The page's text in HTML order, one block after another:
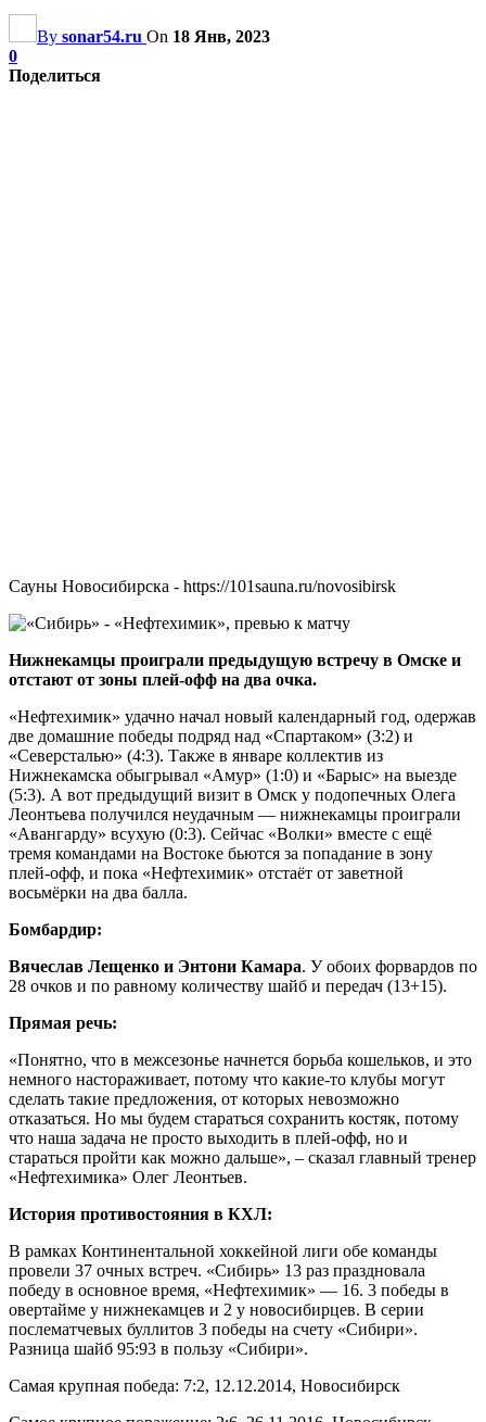
By sonar54.ru On 18 Янв, 2023
0
Поделиться
Сауны Новосибирска - https://101sauna.ru/novosibirsk
Нижнекамцы проиграли предыдущую встречу в Омске и
отстают от зоны плей-офф на два очка.
«Нефтехимик» удачно начал новый календарный год, одержав
две домашние победы подряд над «Спартаком» (3:2) и
«Северсталью» (4:3). Также в январе коллектив из
Нижнекамска обыгрывал «Амур» (1:0) и «Барыс» на выезде
(5:3). А вот предыдущий визит в Омск у подопечных Олега
Леонтьева получился неудачным — нижнекамцы проиграли
«Авангарду» всухую (0:3). Сейчас «Волки» вместе с ещё
тремя командами на Востоке бьются за попадание в зону
плей-офф, и пока «Нефтехимик» отстаёт от заветной
восьмёрки на два балла.
Бомбардир:
Вячеслав Лещенко и Энтони Камара. У обоих форвардов по
28 очков и по равному количеству шайб и передач (13+15).
Прямая речь:
«Понятно, что в межсезонье начнется борьба кошельков, и это
немного настораживает, потому что какие-то клубы могут
сделать такие предложения, от которых невозможно
отказаться. Но мы будем стараться сохранить костяк, потому
что наша задача не просто выходить в плей-офф, но и
стараться пройти как можно дальше», – сказал главный тренер
«Нефтехимика» Олег Леонтьев.
История противостояния в КХЛ:
В рамках Континентальной хоккейной лиги обе команды
провели 37 очных встреч. «Сибирь» 13 раз праздновала
победу в основное время, «Нефтехимик» — 16. 3 победы в
овертайме у нижнекамцев и 2 у новосибирцев. В серии
послематчевых буллитов 3 победы на счету «Сибири».
Разница шайб 95:93 в пользу «Сибири».
Самая крупная победа: 7:2, 12.12.2014, Новосибирск